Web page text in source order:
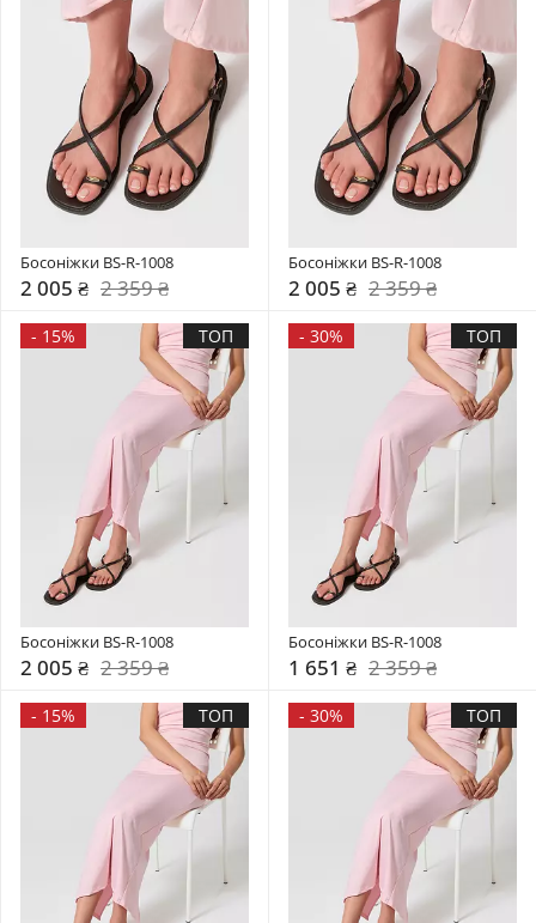
Босоніжки BS-R-1008
2 005 ₴ 2 359 ₴
Босоніжки BS-R-1008
2 005 ₴ 2 359 ₴
- 15% ТОП
Босоніжки BS-R-1008
2 005 ₴ 2 359 ₴
- 30% ТОП
Босоніжки BS-R-1008
1 651 ₴ 2 359 ₴
- 15% ТОП - 30% ТОП